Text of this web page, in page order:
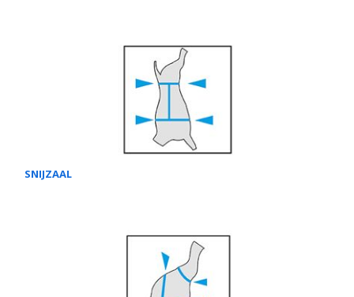
SNIJZAAL